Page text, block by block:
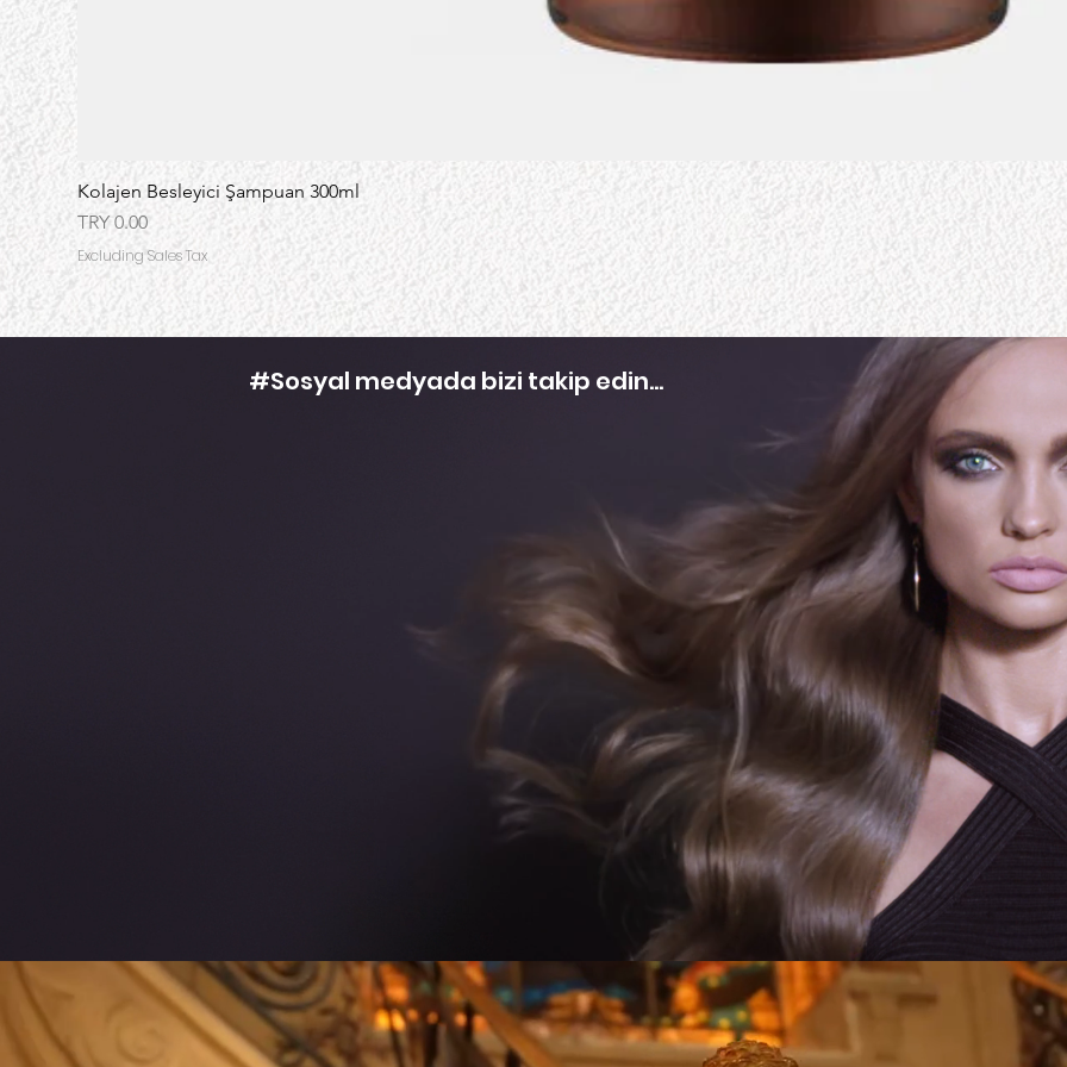
Kolajen Besleyici Şampuan 300ml
Price
TRY 0.00
Excluding Sales Tax
#Sosyal medyada bizi takip edin...